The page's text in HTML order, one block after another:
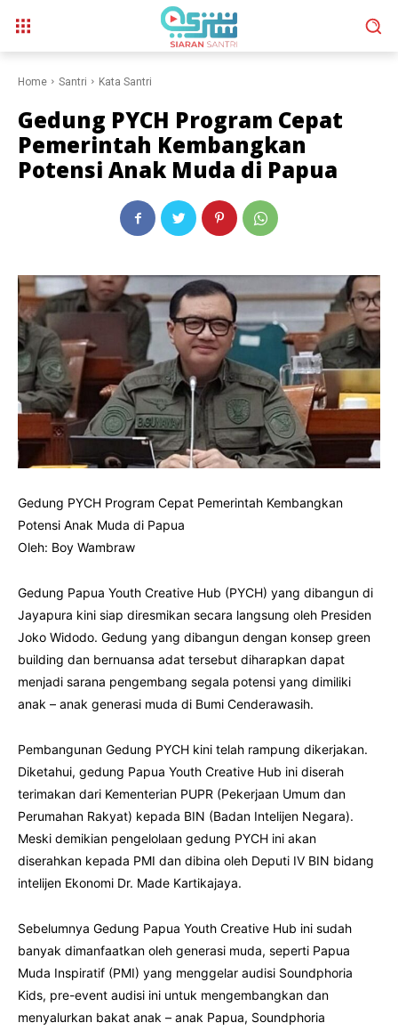
Home Santri Kata Santri
Gedung PYCH Program Cepat
Pemerintah Kembangkan
Potensi Anak Muda di Papua
Gedung PYCH Program Cepat Pemerintah Kembangkan
Potensi Anak Muda di Papua
Oleh: Boy Wambraw
Gedung Papua Youth Creative Hub (PYCH) yang dibangun di
Jayapura kini siap diresmikan secara langsung oleh Presiden
Joko Widodo. Gedung yang dibangun dengan konsep green
building dan bernuansa adat tersebut diharapkan dapat
menjadi sarana pengembang segala potensi yang dimiliki
anak – anak generasi muda di Bumi Cenderawasih.
Pembangunan Gedung PYCH kini telah rampung dikerjakan.
Diketahui, gedung Papua Youth Creative Hub ini diserah
terimakan dari Kementerian PUPR (Pekerjaan Umum dan
Perumahan Rakyat) kepada BIN (Badan Intelijen Negara).
Meski demikian pengelolaan gedung PYCH ini akan
diserahkan kepada PMI dan dibina oleh Deputi IV BIN bidang
intelijen Ekonomi Dr. Made Kartikajaya.
Sebelumnya Gedung Papua Youth Creative Hub ini sudah
banyak dimanfaatkan oleh generasi muda, seperti Papua
Muda Inspiratif (PMI) yang menggelar audisi Soundphoria
Kids, pre-event audisi ini untuk mengembangkan dan
menyalurkan bakat anak – anak Papua, Soundphoria